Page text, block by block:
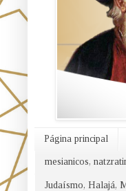
Página principal
mesianicos,
Judaísmo, Halajá,